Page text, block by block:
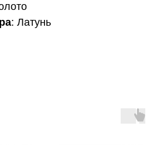
: Латунь